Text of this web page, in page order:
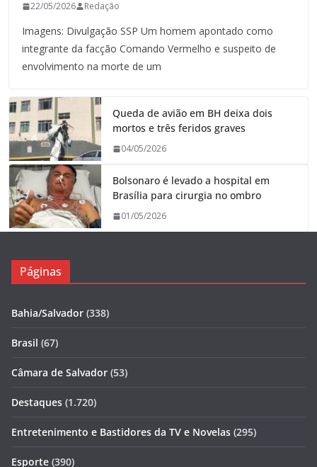
22/05/2026 Redação
Imagens: Divulgação SSP Um homem apontado como
integrante da facção Comando Vermelho e suspeito de
envolvimento na morte de um
Queda de avião em BH deixa dois
mortos e três feridos graves
04/05/2026
Bolsonaro é levado a hospital em
Brasília para cirurgia no ombro
01/05/2026
Páginas
Bahia/Salvador (338)
Brasil (67)
Câmara de Salvador (53)
Destaques (1.720)
Entretenimento e Bastidores da TV e Novelas (295)
Esporte (390)